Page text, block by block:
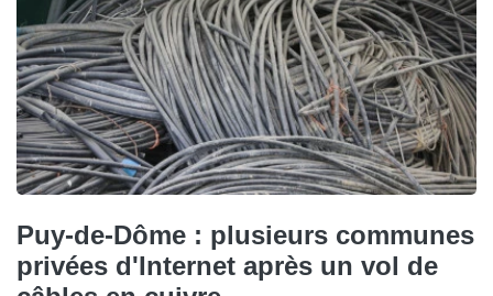
Puy-de-Dôme : plusieurs communes
privées d'Internet après un vol de